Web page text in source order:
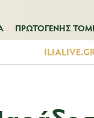
ΠΡΩΤΟΓΕΝΗΣ